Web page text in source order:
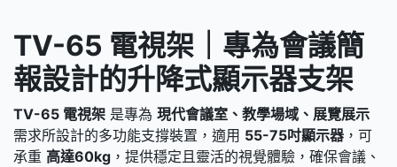
TV-65 電視架｜專為會議簡
報設計的升降式顯示器支架
TV-65 電視架 是專為 現代會議室、教學場域、展覽展示
需求所設計的多功能支撐裝置，適用 55-75吋顯示器 ，可
承重 高達60kg ，提供穩定且靈活的視覺體驗，確保會議、